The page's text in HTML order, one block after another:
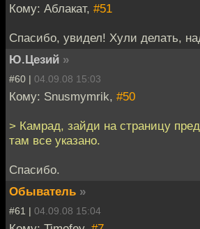
Кому: Аблакат, #51
Спасибо, увидел! Хули делать,
Ю.Цезий »
#60 | 04.09.08 15:03
Кому: Snusmymrik, #50
> Камрад, зайди на страницу
там все указано.
Спасибо.
Обыватель »
#61 | 04.09.08 15:04